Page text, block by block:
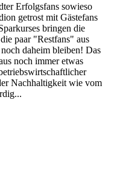
Erfolgsfans sowieso
getrost mit Gästefans
bringen die
paar "Restfans" aus
daheim bleiben! Das
noch immer etwas
Nachhaltigkeit wie vom